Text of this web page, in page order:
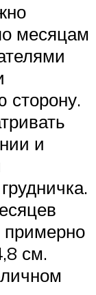
месяцам
сторону.
и
примерно
см.